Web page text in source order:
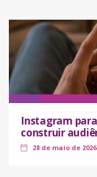
Instagram
construir
28 de maio de 2026